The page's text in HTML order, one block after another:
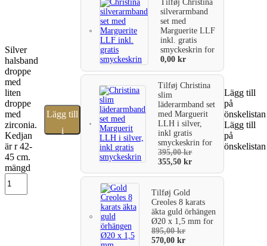
Silver
halsband
droppe
med
liten
droppe
med
zirconia.
Kedjan
är r 42-
45 cm.
mängd
Lägg till
i
TilføjChristina
silverarmband
set med
Marguerite LLF
inkl. gratis
smyckeskrinfor
0,00kr
TilføjChristina
slim
läderarmband set
med Marguerit
LLH i silver,
inkl gratis
smyckeskrinfor
395,00kr
355,50kr
TilføjGold
Creoles 8 karats
äkta guld örhängen
Ø20 x 1,5 mmfor
895,00kr
570,00kr
Lägg till
på
önskelistan
Lägg till
på
önskelistan